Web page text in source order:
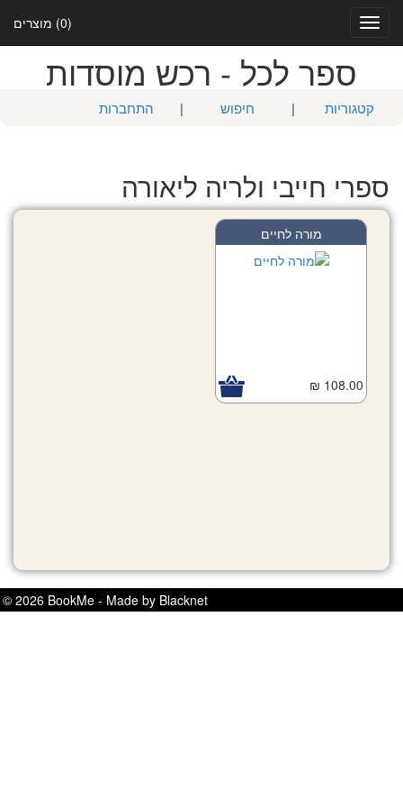
(0) מוצרים
Toggle
navigation
ספר לכל - רכש מוסדות
קטגוריות | חיפוש | התחברות
ספרי חייבי ולריה ליאורה
מורה לחיים
108.00 ₪
© 2026 BookMe - Made by Blacknet